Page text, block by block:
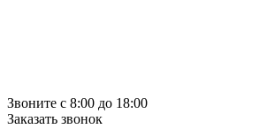
Звоните с 8:00 до 18:00
Заказать звонок